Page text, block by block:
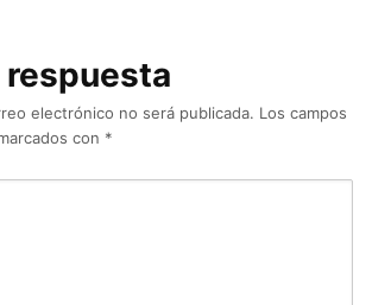
respuesta
electrónico no será publicada. Los campos
con *